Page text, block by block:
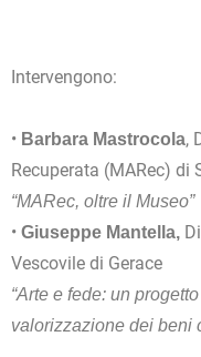
Intervengono:
• Barbara Mastrocola,
Recuperata (MARec) di
“MARec, oltre il Museo”
• Giuseppe Mantella,
Vescovile di Gerace
“Arte e fede: un
valorizzazione dei beni